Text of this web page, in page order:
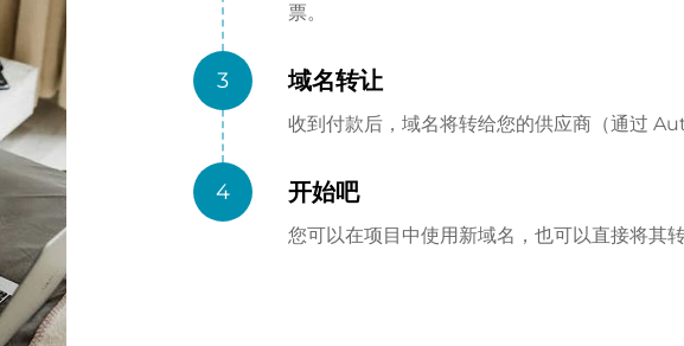
票。
3 域名转让
收到付款后，域名将转给您的供应商（通过
4 开始吧
您可以在项目中使用新域名，也可以直接将其